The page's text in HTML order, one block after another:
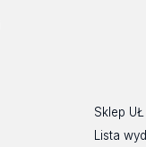
Sklep UŁ
Lista